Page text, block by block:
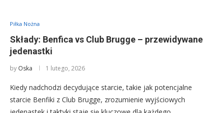
Piłka Nożna
Składy: Benfica vs Club Brugge – przewidywane
jedenastki
by Oska 1 lutego, 2026
Kiedy nadchodzi decydujące starcie, takie jak potencjalne
starcie Benfiki z Club Brugge, zrozumienie wyjściowych